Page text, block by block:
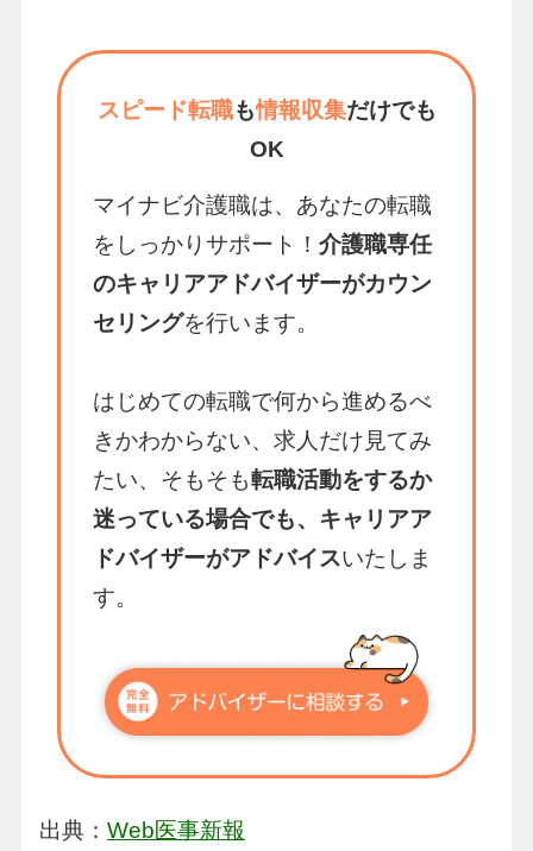
スピード転職も情報収集だけでも
OK
マイナビ介護職は、あなたの転職
をしっかりサポート！ 介護職専任
のキャリアアドバイザーがカウン
セリングを行います。
はじめての転職で何から進めるべ
きかわからない、求人だけ見てみ
たい、そもそも転職活動をするか
迷っている場合でも、キャリアア
ドバイザーがアドバイスいたしま
す。
出典： Web医事新報